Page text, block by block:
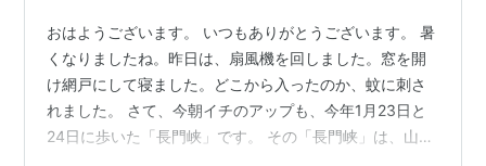
おはようございます。 いつもありがとうございます。 暑
くなりましたね。昨日は、扇風機を回しました。窓を開
け網戸にして寝ました。どこから入ったのか、蚊に刺さ
れました。 さて、今朝イチのアップも、今年1月23日と
24日に歩いた「長門峡」です。 その「長門峡」は、山口